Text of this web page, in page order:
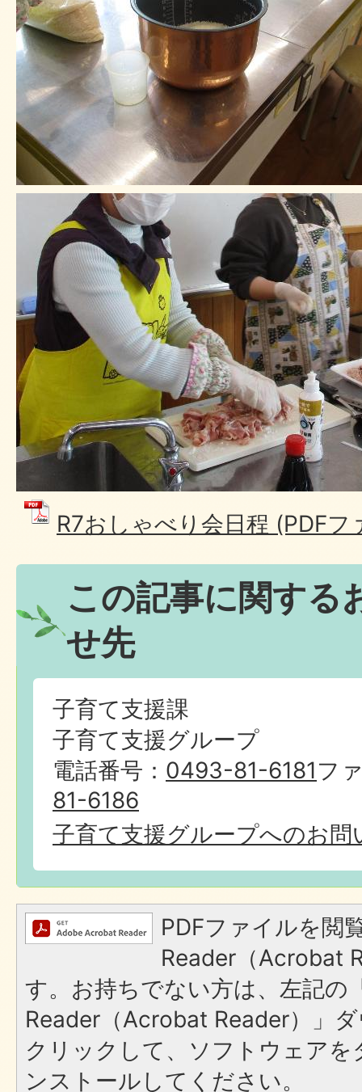
R7おしゃべり会日程 (PDF
この記事に関する
せ先
子育て支援課
子育て支援グループ
電話番号： 0493-81-6181フ
81-6186
子育て支援グループへのお問
PDFファイルを閲
Reader（Acrobat
す。お持ちでない方は、左記の
Reader（Acrobat Reader）」
クリックして、ソフトウェア
ンストールしてください。